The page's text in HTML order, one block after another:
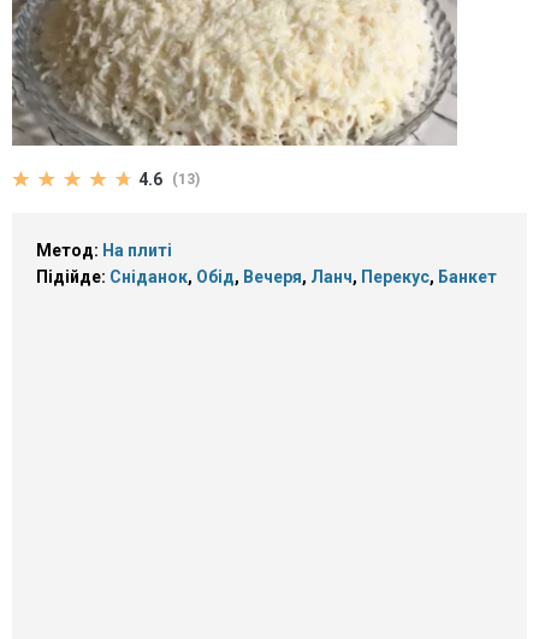
4.6 (13)
Метод: На плиті
Підійде: Сніданок, Обід, Вечеря, Ланч, Перекус, Банкет